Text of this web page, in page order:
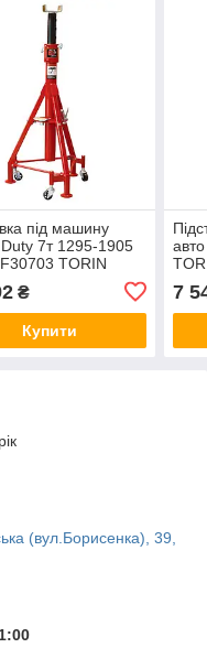
під машину
7т 1295-1905
TORIN
₴
Купити
7
(вул.Борисенка), 39,